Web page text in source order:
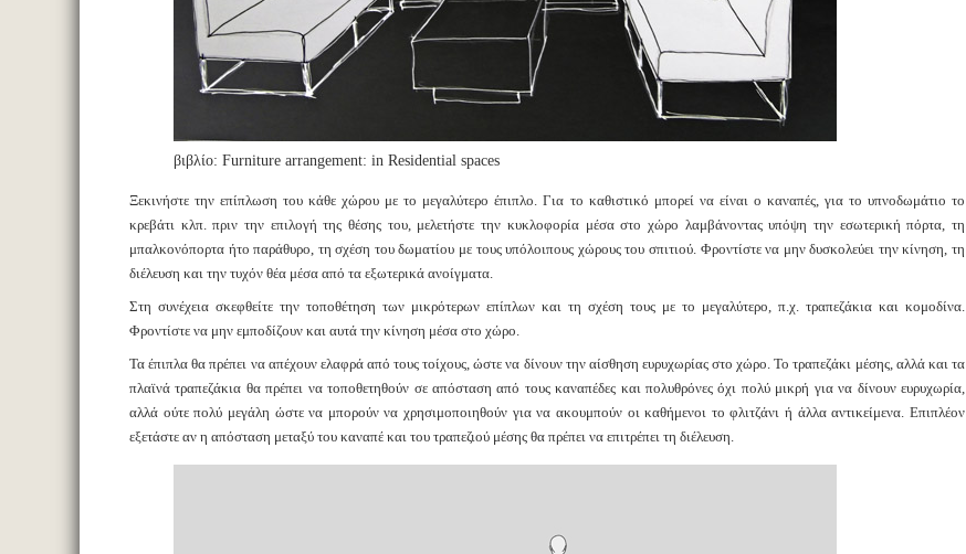
βιβλίο: Furniture arrangement: in Residential spaces
Ξεκινήστε την επίπλωση του κάθε χώρου με το μεγαλύτερο έπιπλο. Για το καθιστικό μπορεί να είναι ο καναπές, για το υπνοδωμάτιο το
κρεβάτι κλπ. πριν την επιλογή της θέσης του, μελετήστε την κυκλοφορία μέσα στο χώρο λαμβάνοντας υπόψη την εσωτερική πόρτα, τη
μπαλκονόπορτα ήτο παράθυρο, τη σχέση του δωματίου με τους υπόλοιπους χώρους του σπιτιού. Φροντίστε να μην δυσκολεύει την κίνηση, τη
διέλευση και την τυχόν θέα μέσα από τα εξωτερικά ανοίγματα.
Στη συνέχεια σκεφθείτε την τοποθέτηση των μικρότερων επίπλων και τη σχέση τους με το μεγαλύτερο, π.χ. τραπεζάκια και κομοδίνα.
Φροντίστε να μην εμποδίζουν και αυτά την κίνηση μέσα στο χώρο.
Τα έπιπλα θα πρέπει να απέχουν ελαφρά από τους τοίχους, ώστε να δίνουν την αίσθηση ευρυχωρίας στο χώρο. Το τραπεζάκι μέσης, αλλά και τα
πλαϊνά τραπεζάκια θα πρέπει να τοποθετηθούν σε απόσταση από τους καναπέδες και πολυθρόνες όχι πολύ μικρή για να δίνουν ευρυχωρία,
αλλά ούτε πολύ μεγάλη ώστε να μπορούν να χρησιμοποιηθούν για να ακουμπούν οι καθήμενοι το φλιτζάνι ή άλλα αντικείμενα. Επιπλέον
εξετάστε αν η απόσταση μεταξύ του καναπέ και του τραπεζιού μέσης θα πρέπει να επιτρέπει τη διέλευση.